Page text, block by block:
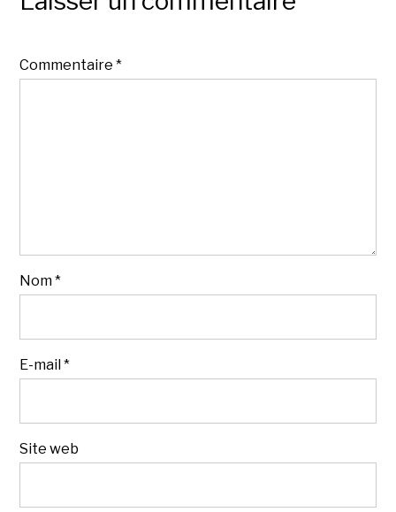
Commentaire*
Nom*
E-mail*
Site web